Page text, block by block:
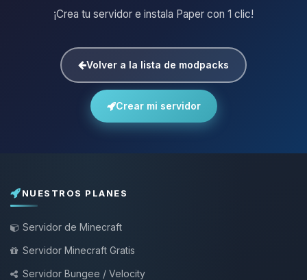
¡Crea tu servidor e instala Paper con 1 clic!
Volver a la lista de modpacks
Crear mi servidor
NUESTROS PLANES
Servidor de Minecraft
Servidor Minecraft Gratis
Servidor Bungee / Velocity